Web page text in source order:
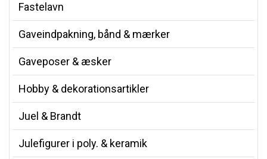
Fastelavn
Gaveindpakning, bånd & mærker
Gaveposer & æsker
Hobby & dekorationsartikler
Juel & Brandt
Julefigurer i poly. & keramik